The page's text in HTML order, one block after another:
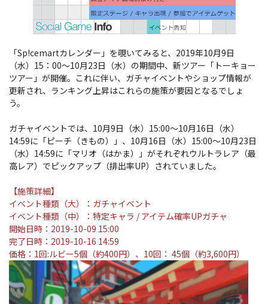
「Sp!cemartカレンダー」を覗いてみると、2019年10月9日
（水）15：00～10月23日（水）の期間中、新ツアー「トーキョー
ツアー」が開催。これに伴い、ガチャイベントやショップ情報が
更新され、ランキング上昇はこれらの施策が要因となるでしょ
う。
ガチャイベントでは、10月9日（水）15:00～10月16日（水）
14:59に「ピーチ（きもの）」、10月16日（水）15:00～10月23日
（水）14:59に「マリオ（はかま）」がそれぞれウルトラレア（最
高レア）でピックアップ（排出率UP）されていました。
【施策詳細】
イベント種類（大）：ガチャイベント
イベント種類（中）：特定キャラ / アイテム確率UPガチャ
開始日時：2019-10-09 15:00
完了日時：2019-10-16 14:59
価格：1回:ルビー5個（約400円）、10回： 45個（約3,600円）